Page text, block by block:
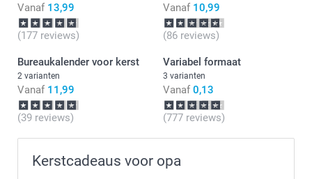
Vanaf 13,99
(177 reviews)
Vanaf 10,99
(86 reviews)
Bureaukalender voor kerst
2 varianten
Vanaf 11,99
(39 reviews)
Variabel formaat
3 varianten
Vanaf 0,13
(777 reviews)
Kerstcadeaus voor opa